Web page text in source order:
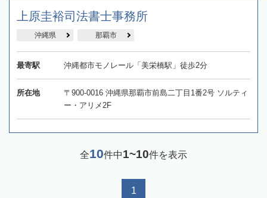
上原圭裕司法書士事務所
沖縄県 那覇市
最寄駅 沖縄都市モノレール「美栄橋駅」徒歩2分
所在地
〒900-0016 沖縄県那覇市前島二丁目1番2号 ソルティ
ー・アリメ2F
全10件中1~10件を表示
1